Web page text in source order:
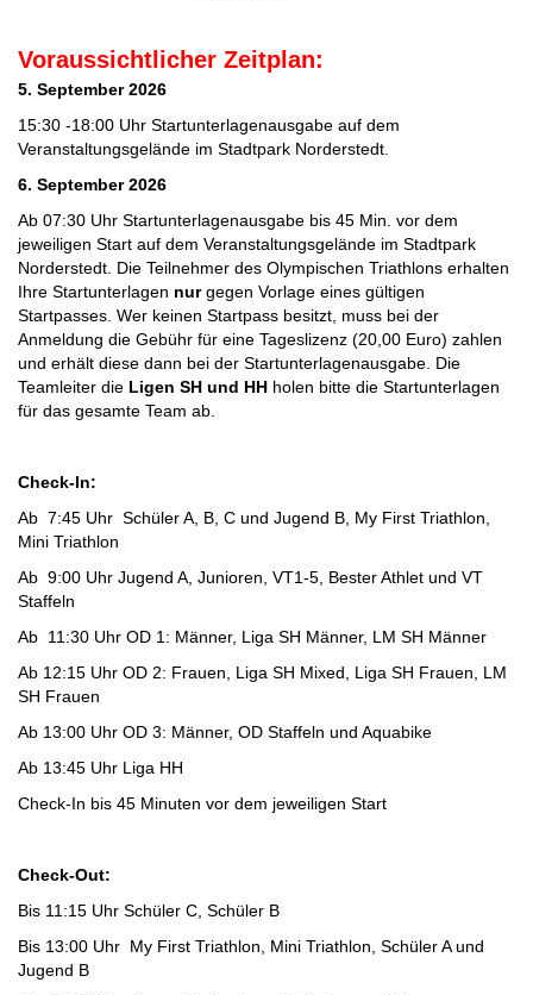
Voraussichtlicher Zeitplan:
5. September 2026
15:30 -18:00 Uhr Startunterlagenausgabe auf dem
Veranstaltungsgelände im Stadtpark Norderstedt.
6. September 2026
Ab 07:30 Uhr Startunterlagenausgabe bis 45 Min. vor dem
jeweiligen Start auf dem Veranstaltungsgelände im Stadtpark
Norderstedt. Die Teilnehmer des Olympischen Triathlons erhalten
Ihre Startunterlagen nurgegen Vorlage eines gültigen
Startpasses. Wer keinen Startpass besitzt, muss bei der
Anmeldung die Gebühr für eine Tageslizenz (20,00 Euro) zahlen
und erhält diese dann bei der Startunterlagenausgabe. Die
Teamleiter die Ligen SH und HH holen bitte die Startunterlagen
für das gesamte Team ab.
Check-In:
Ab 7:45 Uhr Schüler A, B, C und Jugend B, My First Triathlon,
Mini Triathlon
Ab 9:00 Uhr Jugend A, Junioren, VT1-5, Bester Athlet und VT
Staffeln
Ab 11:30 Uhr OD 1: Männer, Liga SH Männer, LM SH Männer
Ab 12:15 Uhr OD 2: Frauen, Liga SH Mixed, Liga SH Frauen, LM
SH Frauen
Ab 13:00 Uhr OD 3: Männer, OD Staffeln und Aquabike
Ab 13:45 Uhr Liga HH
Check-In bis 45 Minuten vor dem jeweiligen Start
Check-Out:
Bis 11:15 Uhr Schüler C, Schüler B
Bis 13:00 Uhr My First Triathlon, Mini Triathlon, Schüler A und
Jugend B